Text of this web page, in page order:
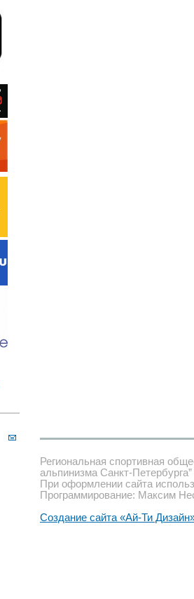
Региональная спортивная
альпинизма Санкт-Петербурга”
При оформлении сайта
Программирование: Максим
Создание сайта «Ай-Ти